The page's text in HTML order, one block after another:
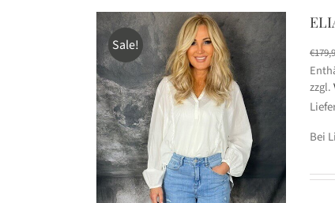
Sale! €
zzgl.
Bei